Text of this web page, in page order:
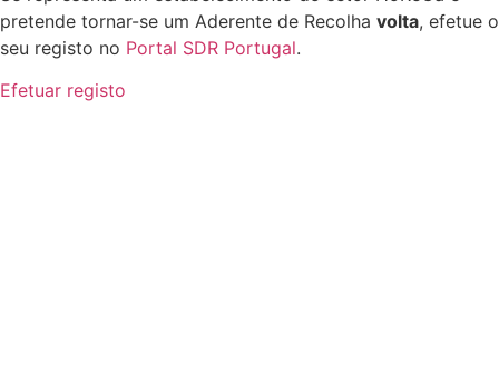
pretende tornar-se um Aderente de Recolha volta, efetue o
seu registo no Portal SDR Portugal.
Efetuar registo